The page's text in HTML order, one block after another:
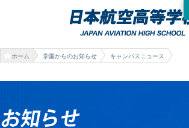
ホーム 学園からのお知らせ キャンパスニュース